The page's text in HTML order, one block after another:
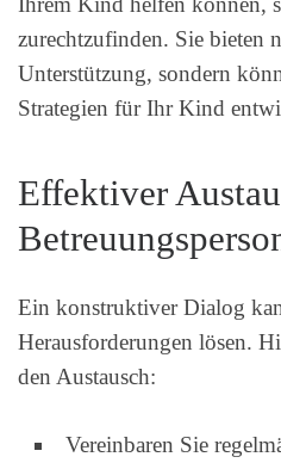
zurechtzufinden. Sie bieten
Unterstützung, sondern
Strategien für Ihr Kind
Effektiver
Ein konstruktiver Dialog
Herausforderungen lösen.
den Austausch:
Vereinbaren Sie